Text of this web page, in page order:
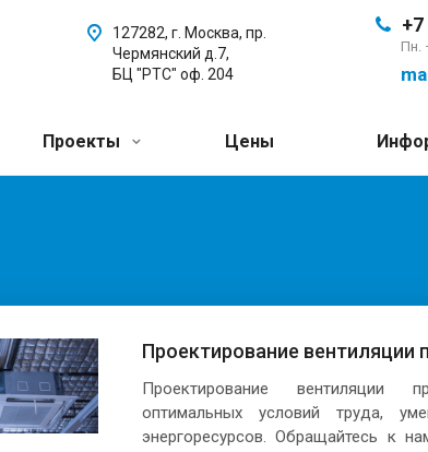
Пн.
127282, г. Москва, пр.
Чермянский д.7,
БЦ "РТС" оф. 204
Проекты Цены
Проектирование
Проектирование вентиляции
оптимальных условий труда,
энергоресурсов. Обращайтесь к